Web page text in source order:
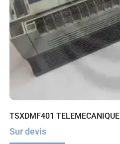
TSXDMF401 TELEMECANIQUE
Sur devis